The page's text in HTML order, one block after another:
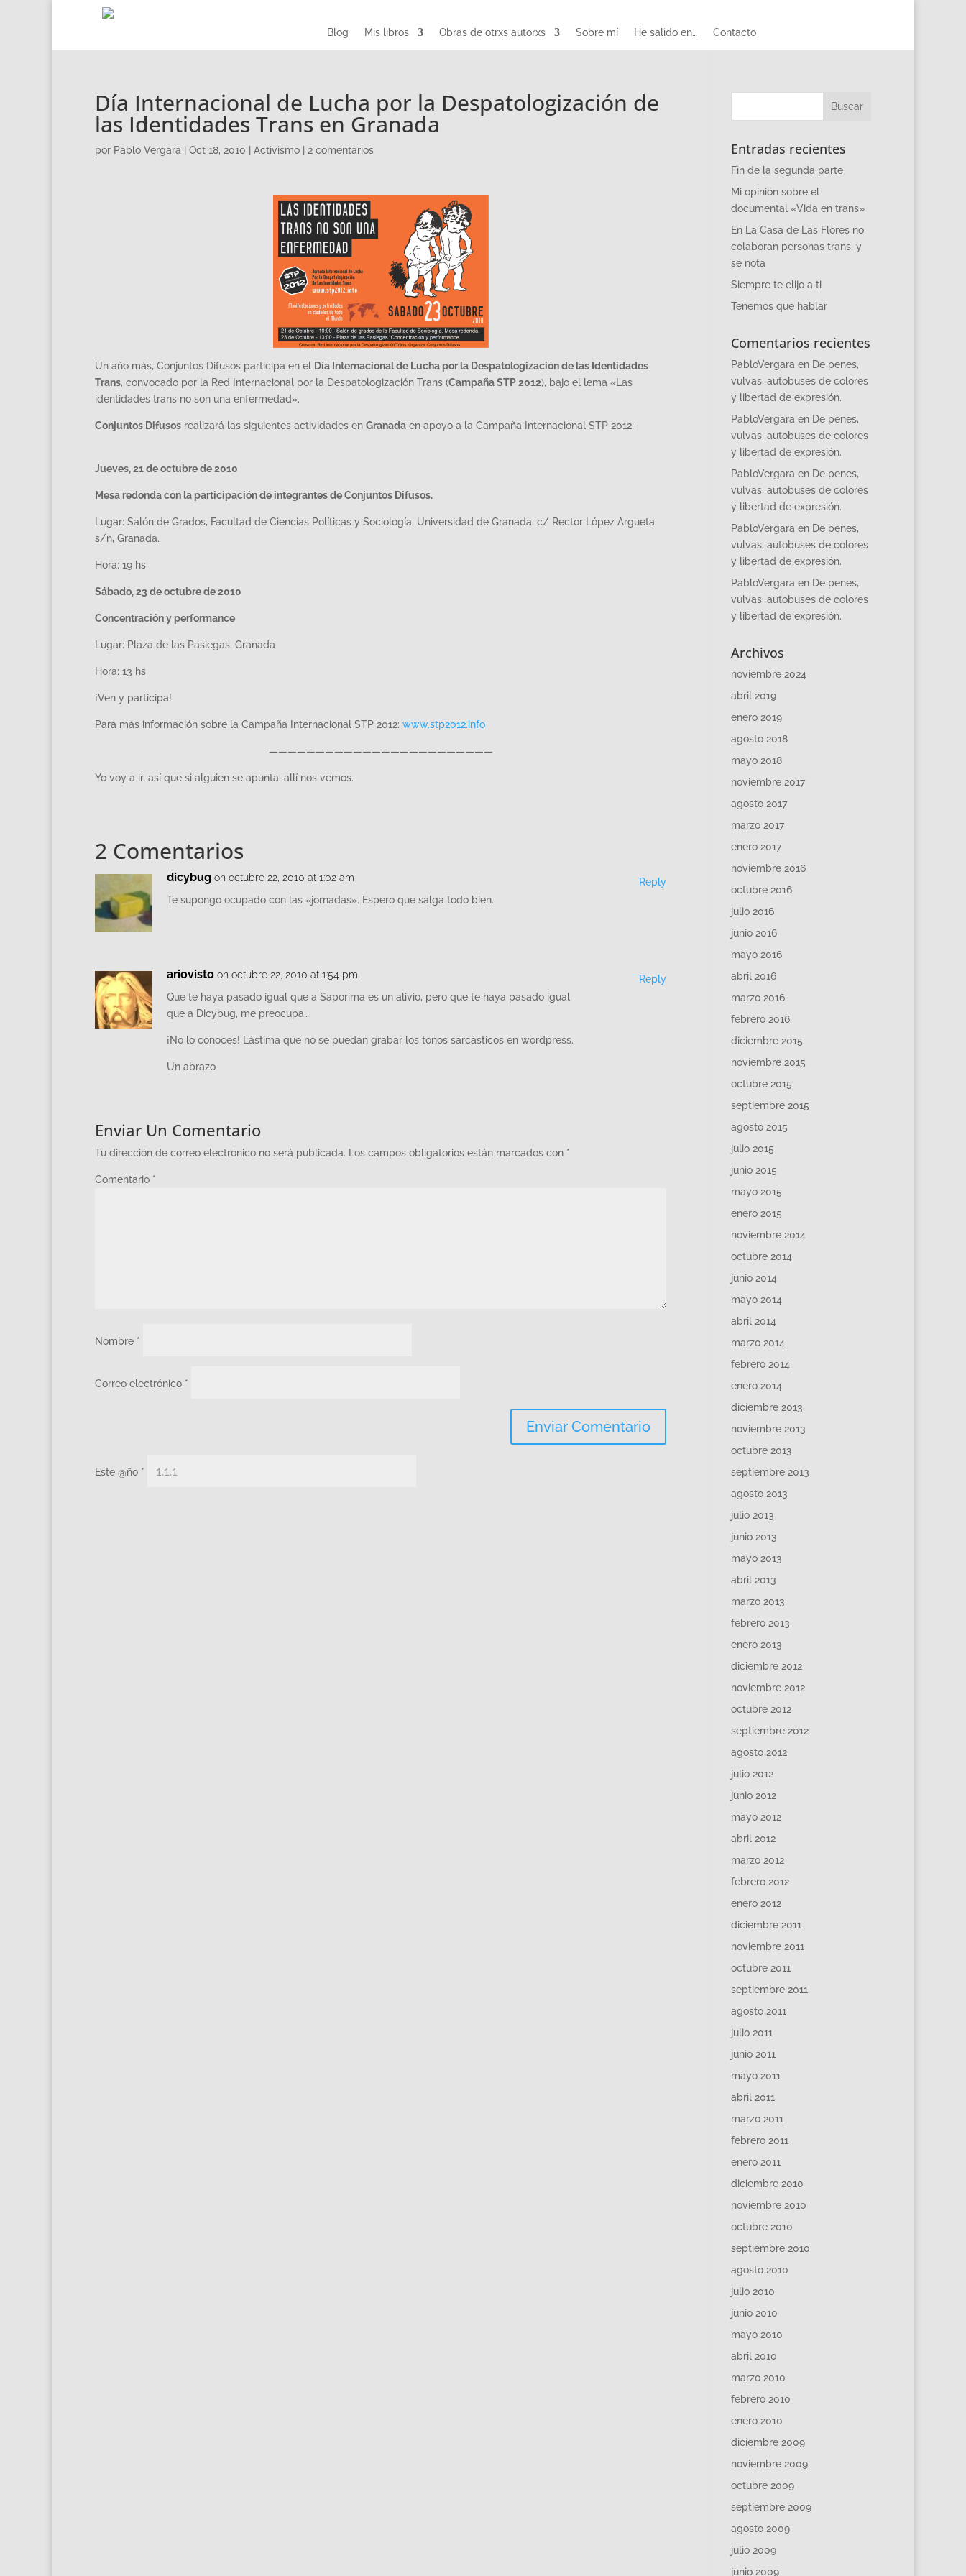
Blog Mis libros Obras de otrxs autorxs Sobre mí He salido en… Contacto
Día Internacional de Lucha por la Despatologización de
las Identidades Trans en Granada
por Pablo Vergara Oct 18, 2010 Activismo 2 comentarios
Un año más, Conjuntos Difusos participa en el
Día Internacional de Lucha por la Despatologización de las Identidades
Trans, convocado por la Red Internacional por la Despatologización Trans (Campaña STP 2012), bajo el lema «Las
identidades trans no son una enfermedad».
Conjuntos Difusos realizará las siguientes actividades en Granada en apoyo a la Campaña Internacional STP 2012:
Jueves, 21 de octubre de 2010
Mesa redonda con la participación de integrantes de Conjuntos Difusos.
Lugar: Salón de Grados, Facultad de Ciencias Políticas y Sociología, Universidad de Granada, c/ Rector López Argueta
s/n, Granada.
Hora: 19 hs
Sábado, 23 de octubre de 2010
Concentración y performance
Lugar: Plaza de las Pasiegas, Granada
Hora: 13 hs
¡Ven y participa!
Para más información sobre la Campaña Internacional STP 2012: www.stp2012.info
————————————————————————
Yo voy a ir, así que si alguien se apunta, allí nos vemos.
2 Comentarios
dicybug on octubre 22, 2010 at 1:02 am
Te supongo ocupado con las «jornadas». Espero que salga todo bien.
Reply
ariovisto on octubre 22, 2010 at 1:54 pm
Que te haya pasado igual que a Saporima es un alivio, pero que te haya pasado igual
que a Dicybug, me preocupa…
¡No lo conoces! Lástima que no se puedan grabar los tonos sarcásticos en wordpress.
Un abrazo
Reply
Enviar Un Comentario
Tu dirección de correo electrónico no será publicada. Los campos obligatorios están marcados con *
Comentario *
Nombre *
Correo electrónico *
Este @ño *
Entradas recientes
Fin de la segunda parte
Mi opinión sobre el
documental «Vida en trans»
En La Casa de Las Flores no
colaboran personas trans, y
se nota
Siempre te elijo a ti
Tenemos que hablar
Comentarios recientes
PabloVergara en De penes,
vulvas, autobuses de colores
y libertad de expresión.
PabloVergara en De penes,
vulvas, autobuses de colores
y libertad de expresión.
PabloVergara en De penes,
vulvas, autobuses de colores
y libertad de expresión.
PabloVergara en De penes,
vulvas, autobuses de colores
y libertad de expresión.
PabloVergara en De penes,
vulvas, autobuses de colores
y libertad de expresión.
Archivos
noviembre 2024
abril 2019
enero 2019
agosto 2018
mayo 2018
noviembre 2017
agosto 2017
marzo 2017
enero 2017
noviembre 2016
octubre 2016
julio 2016
junio 2016
mayo 2016
abril 2016
marzo 2016
febrero 2016
diciembre 2015
noviembre 2015
octubre 2015
septiembre 2015
agosto 2015
julio 2015
junio 2015
mayo 2015
enero 2015
noviembre 2014
octubre 2014
junio 2014
mayo 2014
abril 2014
marzo 2014
febrero 2014
enero 2014
diciembre 2013
noviembre 2013
octubre 2013
septiembre 2013
agosto 2013
julio 2013
junio 2013
mayo 2013
abril 2013
marzo 2013
febrero 2013
enero 2013
diciembre 2012
noviembre 2012
octubre 2012
septiembre 2012
agosto 2012
julio 2012
junio 2012
mayo 2012
abril 2012
marzo 2012
febrero 2012
enero 2012
diciembre 2011
noviembre 2011
octubre 2011
septiembre 2011
agosto 2011
julio 2011
junio 2011
mayo 2011
abril 2011
marzo 2011
febrero 2011
enero 2011
diciembre 2010
noviembre 2010
octubre 2010
septiembre 2010
agosto 2010
julio 2010
junio 2010
mayo 2010
abril 2010
marzo 2010
febrero 2010
enero 2010
diciembre 2009
noviembre 2009
octubre 2009
septiembre 2009
agosto 2009
julio 2009
junio 2009